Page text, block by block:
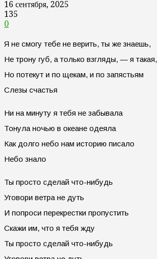
16 сентября, 2025
135
0
Я не смогу тебе не верить, ты же знаешь,
Не трону губ, а только взгляды, — я такая,
Но потекут и по щекам, и по запястьям
Слезы счастья
Ни на минуту я тебя не забывала
Тонула ночью в океане одеяла
Как долго небо нам историю писало
Небо знало
Ты просто сделай что-нибудь
Уговори ветра не дуть
И попроси перекрестки пропустить
Скажи им, что я тебя жду
Ты просто сделай что-нибудь